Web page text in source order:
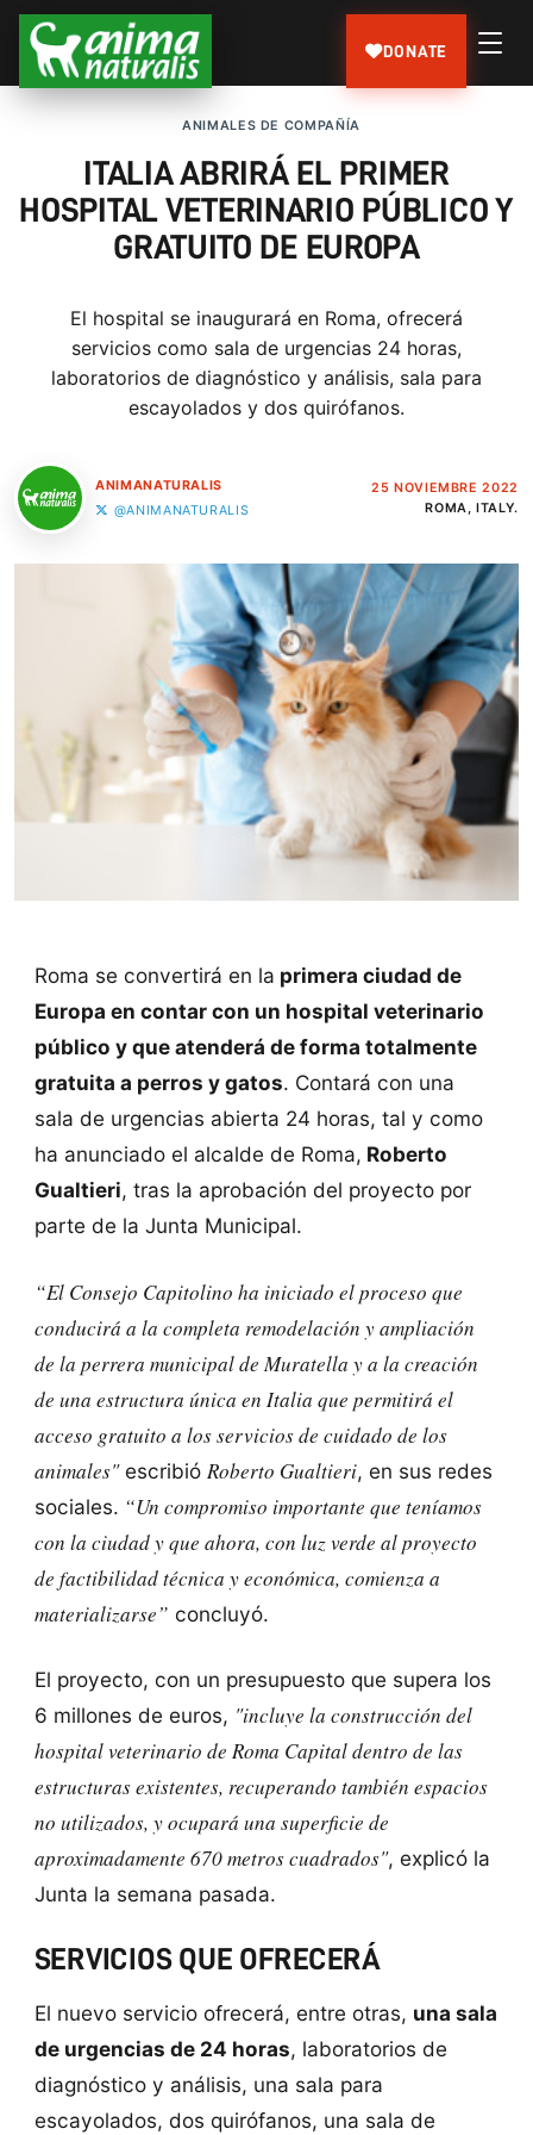
DONATE
ANIMALES DE COMPAÑÍA
ITALIA ABRIRÁ EL PRIMER
HOSPITAL VETERINARIO PÚBLICO Y
GRATUITO DE EUROPA
El hospital se inaugurará en Roma, ofrecerá
servicios como sala de urgencias 24 horas,
laboratorios de diagnóstico y análisis, sala para
escayolados y dos quirófanos.
ANIMANATURALIS
@ANIMANATURALIS
25 NOVIEMBRE 2022
ROMA, ITALY.
Roma se convertirá en la primera ciudad de
Europa en contar con un hospital veterinario
público y que atenderá de forma totalmente
gratuita a perros y gatos. Contará con una
sala de urgencias abierta 24 horas, tal y como
ha anunciado el alcalde de Roma, Roberto
Gualtieri, tras la aprobación del proyecto por
parte de la Junta Municipal.
“El Consejo Capitolino ha iniciado el proceso que
conducirá a la completa remodelación y ampliación
de la perrera municipal de Muratella y a la creación
de una estructura única en Italia que permitirá el
acceso gratuito a los servicios de cuidado de los
animales"escribió Roberto Gualtieri, en sus redes
sociales. “Un compromiso importante que teníamos
con la ciudad y que ahora, con luz verde al proyecto
de factibilidad técnica y económica, comienza a
materializarse” concluyó.
El proyecto, con un presupuesto que supera los
6 millones de euros, "incluye la construcción del
hospital veterinario de Roma Capital dentro de las
estructuras existentes, recuperando también espacios
no utilizados, y ocupará una superficie de
aproximadamente 670 metros cuadrados", explicó la
Junta la semana pasada.
SERVICIOS QUE OFRECERÁ
El nuevo servicio ofrecerá, entre otras, una sala
de urgencias de 24 horas, laboratorios de
diagnóstico y análisis, una sala para
escayolados, dos quirófanos, una sala de